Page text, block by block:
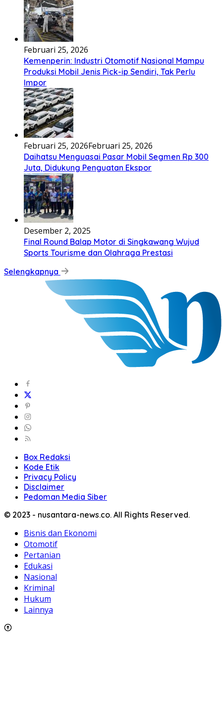
Februari 25, 2026
Kemenperin: Industri Otomotif Nasional Mampu
Produksi Mobil Jenis Pick-ip Sendiri, Tak Perlu
Impor
Februari 25, 2026Februari 25, 2026
Daihatsu Menguasai Pasar Mobil Segmen Rp 300
Juta, Didukung Penguatan Ekspor
Desember 2, 2025
Final Round Balap Motor di Singkawang Wujud
Sports Tourisme dan Olahraga Prestasi
Selengkapnya
Box Redaksi
Kode Etik
Privacy Policy
Disclaimer
Pedoman Media Siber
© 2023 - nusantara-news.co. All Rights Reserved.
Bisnis dan Ekonomi
Otomotif
Pertanian
Edukasi
Nasional
Kriminal
Hukum
Lainnya